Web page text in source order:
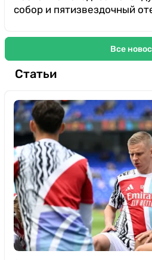
собор и пятизвездочный
Все
Статьи